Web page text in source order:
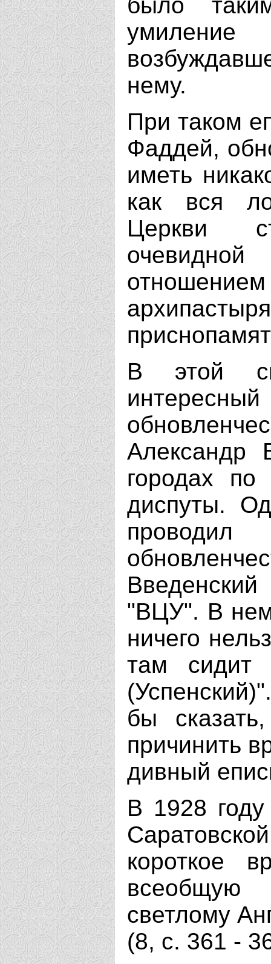
умиление
нему.
При таком
Фаддей,
иметь
как вся
Церкви
В этой
Александр
городах
диспуты.
проводил
"ВЦУ". В нем
ничего
там сидит
бы
причинить
дивный
В 1928
короткое
всеобщую
светлому
(8, с. 361 -